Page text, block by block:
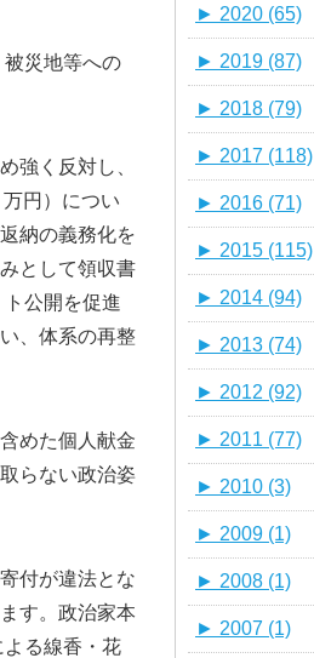
災地等への
強く反対し、
円）につい
納の義務化を
として領収書
公開を促進
、体系の再整
めた個人献金
らない政治姿
付が違法とな
す。政治家本
る線香・花
► 2020 (65)
► 2019 (87)
► 2018 (79)
► 2017 (118)
► 2016 (71)
► 2015 (115)
► 2014 (94)
► 2013 (74)
► 2012 (92)
► 2011 (77)
► 2010 (3)
► 2009 (1)
► 2008 (1)
► 2007 (1)